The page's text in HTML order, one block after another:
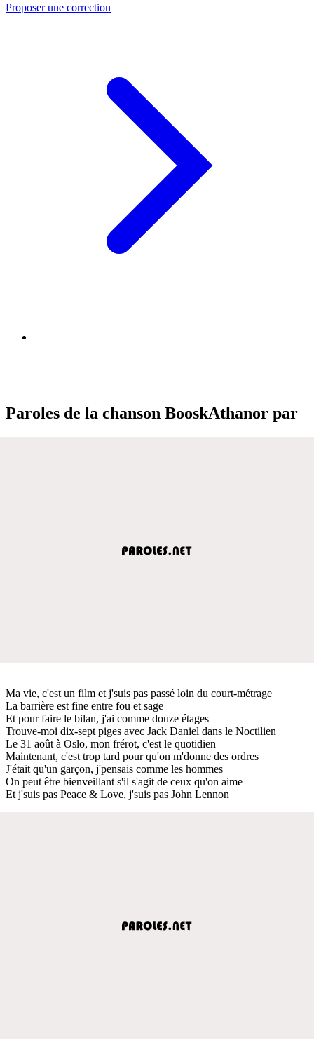
Proposer une correction
Paroles de la chanson BooskAthanor par
Ma vie, c'est un film et j'suis pas passé loin du court-métrage
La barrière est fine entre fou et sage
Et pour faire le bilan, j'ai comme douze étages
Trouve-moi dix-sept piges avec Jack Daniel dans le Noctilien
Le 31 août à Oslo, mon frérot, c'est le quotidien
Maintenant, c'est trop tard pour qu'on m'donne des ordres
J'était qu'un garçon, j'pensais comme les hommes
On peut être bienveillant s'il s'agit de ceux qu'on aimе
Et j'suis pas Peace & Love, j'suis pas John Lеnnon